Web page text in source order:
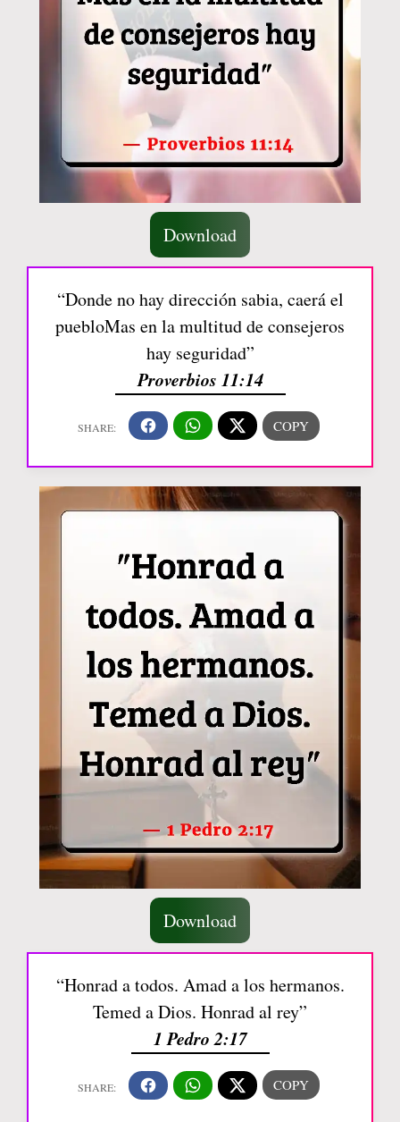
Download
“Donde no hay dirección sabia, caerá el
puebloMas en la multitud de consejeros
hay seguridad”
Proverbios 11:14
Download
“Honrad a todos. Amad a los hermanos.
Temed a Dios. Honrad al rey”
1 Pedro 2:17